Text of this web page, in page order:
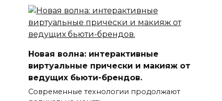
Новая волна: интерактивные
виртуальные прически и макияж от
ведущих бьюти-брендов.
Современные технологии продолжают